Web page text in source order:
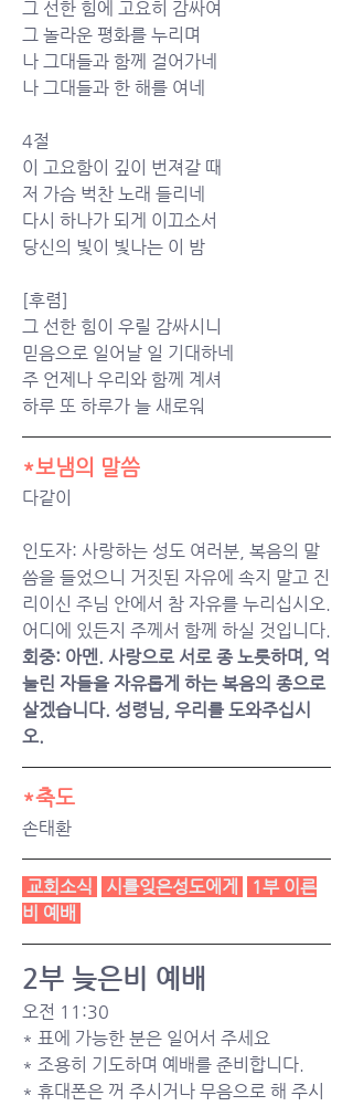
그 선한 힘에 고요히 감싸여
그 놀라운 평화를 누리며
나 그대들과 함께 걸어가네
나 그대들과 한 해를 여네
4절
이 고요함이 깊이 번져갈 때
저 가슴 벅찬 노래 들리네
다시 하나가 되게 이끄소서
당신의 빛이 빛나는 이 밤
[후렴]
그 선한 힘이 우릴 감싸시니
믿음으로 일어날 일 기대하네
주 언제나 우리와 함께 계셔
하루 또 하루가 늘 새로워
*보냄의 말씀
다같이
인도자: 사랑하는 성도 여러분, 복음의 말
씀을 들었으니 거짓된 자유에 속지 말고 진
리이신 주님 안에서 참 자유를 누리십시오.
어디에 있든지 주께서 함께 하실 것입니다.
회중: 아멘. 사랑으로 서로 종 노릇하며, 억
눌린 자들을 자유롭게 하는 복음의 종으로
살겠습니다. 성령님, 우리를 도와주십시
오.
*축도
손태환
교회소식 시를잊은성도에게
1부 이른
비 예배
2부 늦은비 예배
오전 11:30
* 표에 가능한 분은 일어서 주세요
* 조용히 기도하며 예배를 준비합니다.
* 휴대폰은 꺼 주시거나 무음으로 해 주시